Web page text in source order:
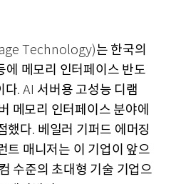
Technology)는 한국의
에 메모리 인터페이스 반도
다. AI 서버용 고성능 디램
메모리 인터페이스 분야에
했다. 베일러 기퍼드 에머징
트 매니저는 이 기업이 앞으
수준의 초대형 기술 기업으